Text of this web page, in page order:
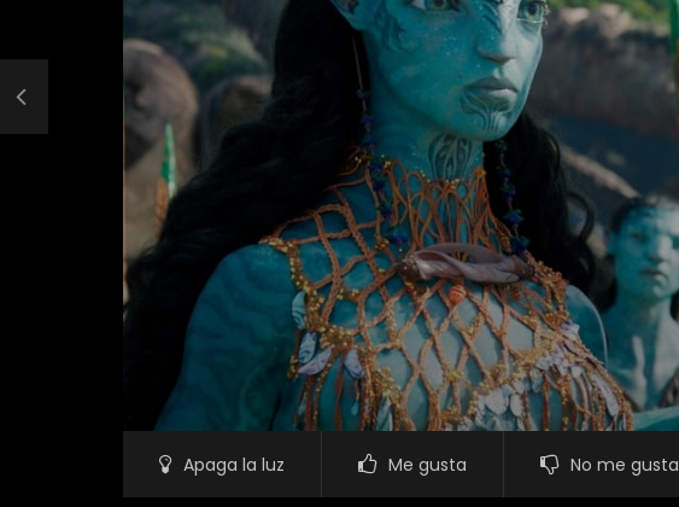
Apaga la luz Me gusta No me gusta